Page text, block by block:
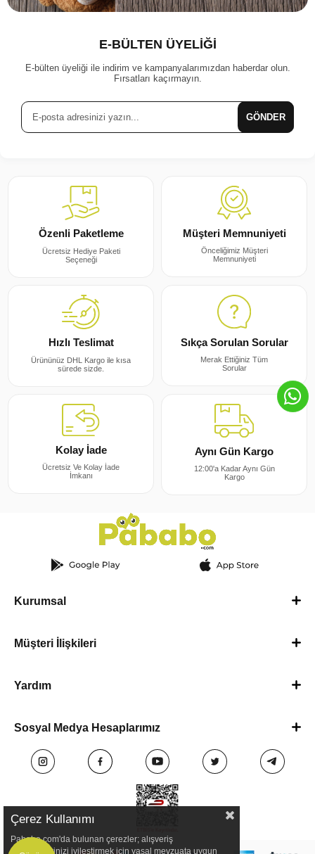
E-BÜLTEN ÜYELİĞİ
E-bülten üyeliği ile indirim ve kampanyalarımızdan haberdar olun.
Fırsatları kaçırmayın.
GÖNDER
Özenli Paketleme
Ücretsiz Hediye Paketi
Seçeneği
Müşteri Memnuniyeti
Önceliğimiz Müşteri
Memnuniyeti
Hızlı Teslimat
Ürününüz DHL Kargo ile kısa
sürede sizde.
Sıkça Sorulan Sorular
Merak Ettiğiniz Tüm
Sorular
Kolay İade
Ücretsiz Ve Kolay İade
İmkanı
Aynı Gün Kargo
12:00'a Kadar Aynı Gün
Kargo
Kurumsal
Müşteri İlişkileri
Yardım
Sosyal Medya Hesaplarımız
Çerez Kullanımı
Pababo.com'da bulunan çerezler; alışveriş
deneyimlerinizi iyileştirmek için yasal mevzuata uygun